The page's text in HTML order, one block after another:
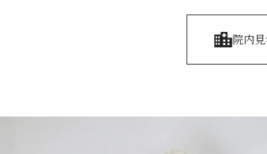
院内